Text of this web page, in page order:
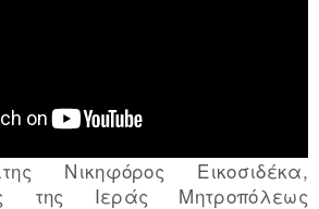
Νικηφόρος Εικοσιδέκα,
της Ιεράς Μητροπόλεως